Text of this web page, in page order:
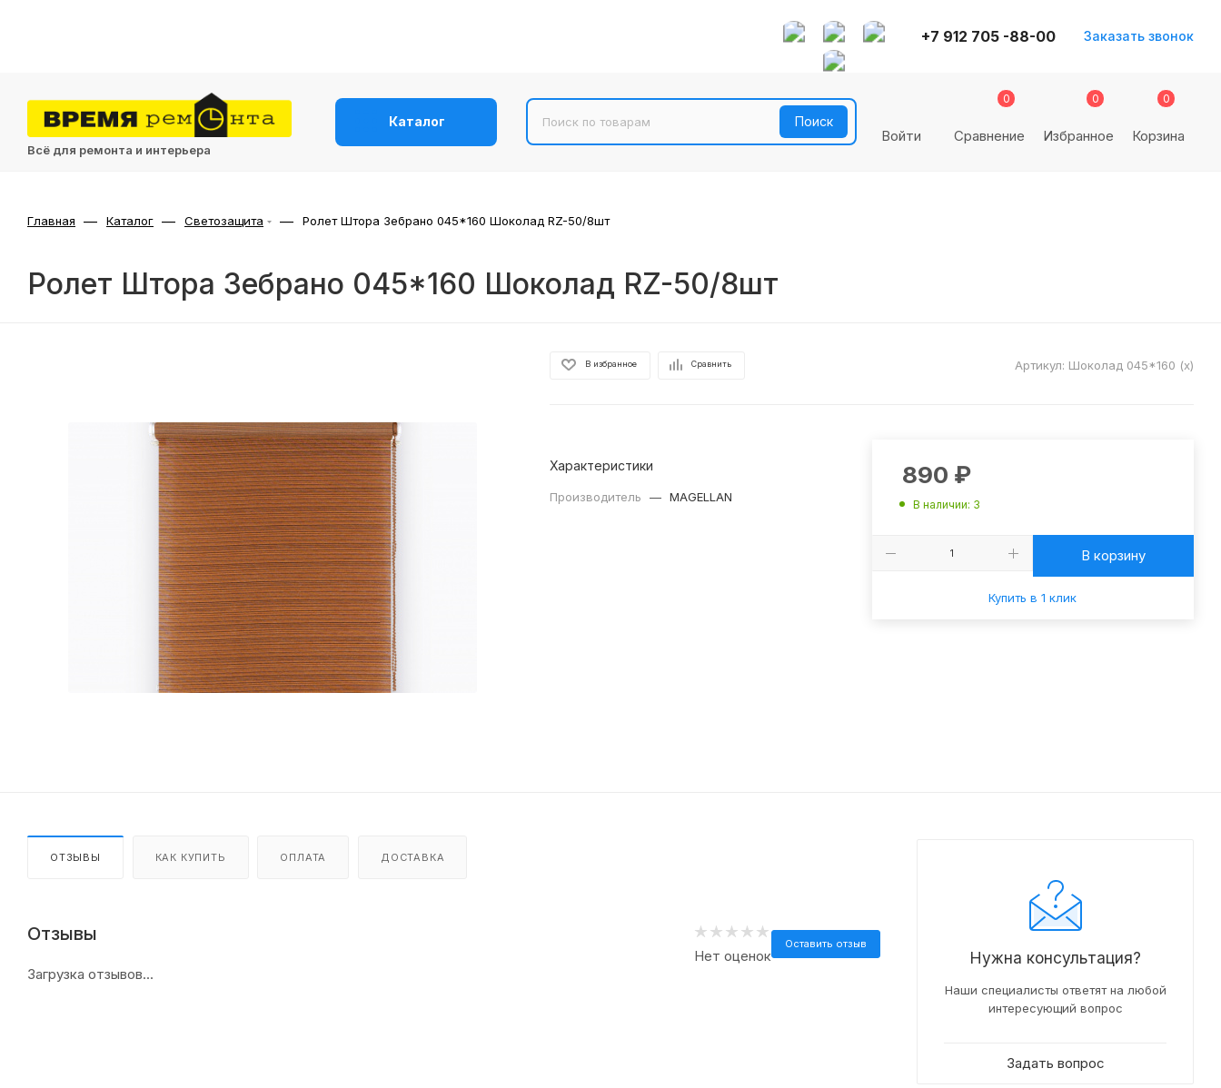
+7 912 705 -88-00 Заказать звонок
Всё для ремонта и интерьера
Каталог
Войти
0
Сравнение
0
Избранное
0
Корзина
Главная — Каталог — Светозащита — Ролет Штора Зебрано 045*160 Шоколад RZ-50/8шт
Ролет Штора Зебрано 045*160 Шоколад RZ-50/8шт
В избранное Сравнить Артикул: Шоколад 045*160 (x)
Характеристики
Производитель — MAGELLAN
890 ₽
В наличии: 3
В корзину
Купить в 1 клик
ОТЗЫВЫ КАК КУПИТЬ ОПЛАТА ДОСТАВКА
Отзывы
Нет оценок
Оставить отзыв
Загрузка отзывов...
Нужна консультация?
Наши специалисты ответят на любой
интересующий вопрос
Задать вопрос